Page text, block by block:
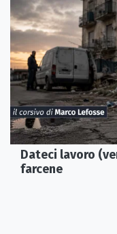
Dateci lavoro
farcene